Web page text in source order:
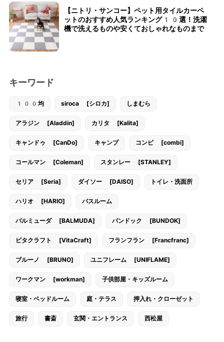
【ニトリ・サンコー】ペット用タイルカーペ
ットのおすすめ人気ランキング10選！洗濯
機で洗えるものや安くておしゃれなものまで
キーワード
100均 siroca [シロカ] しまむら
アラジン [Aladdin] カリタ [Kalita]
キャンドゥ [CanDo] キャンプ コンビ [combi]
コールマン [Coleman] スタンレー [STANLEY]
セリア [Seria] ダイソー [DAISO] トイレ・洗面所
ハリオ [HARIO] バスルーム
バルミューダ [BALMUDA] バンドック [BUNDOK]
ビタクラフト [VitaCraft] フランフラン [Francfranc]
ブルーノ [BRUNO] ユニフレーム [UNIFLAME]
ワークマン [workman] 子供部屋・キッズルーム
寝室・ベッドルーム 庭・テラス 押入れ・クローゼット
旅行 書斎 玄関・エントランス 西松屋